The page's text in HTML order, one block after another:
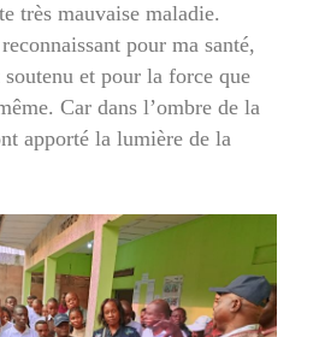
très mauvaise maladie.
pour ma santé,
et pour la force que
Car dans l’ombre de la
apporté la lumière de la